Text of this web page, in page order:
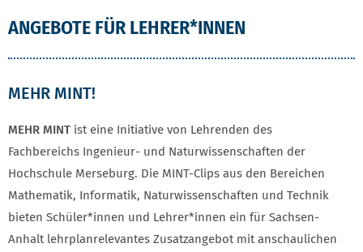
ANGEBOTE FÜR LEHRER*INNEN
MEHR MINT!
MEHR MINT ist eine Initiative von Lehrenden des
Fachbereichs Ingenieur- und Naturwissenschaften der
Hochschule Merseburg. Die MINT-Clips aus den Bereichen
Mathematik, Informatik, Naturwissenschaften und Technik
bieten Schüler*innen und Lehrer*innen ein für Sachsen-
Anhalt lehrplanrelevantes Zusatzangebot mit anschaulichen